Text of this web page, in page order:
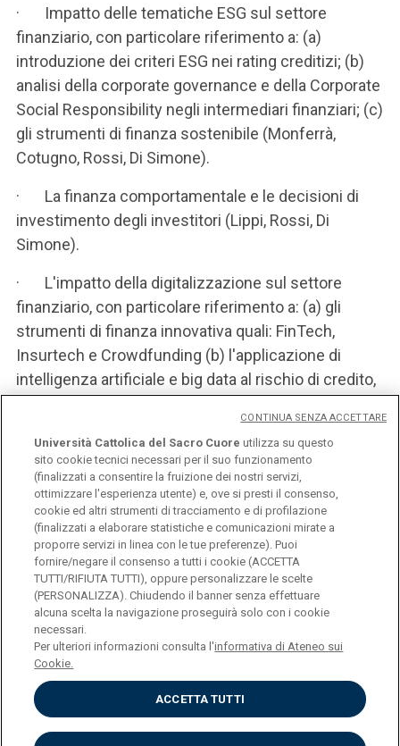
· Impatto delle tematiche ESG sul settore
finanziario, con particolare riferimento a: (a)
introduzione dei criteri ESG nei rating creditizi; (b)
analisi della corporate governance e della Corporate
Social Responsibility negli intermediari finanziari; (c)
gli strumenti di finanza sostenibile (Monferrà,
Cotugno, Rossi, Di Simone).
· La finanza comportamentale e le decisioni di
investimento degli investitori (Lippi, Rossi, Di
Simone).
· L'impatto della digitalizzazione sul settore
finanziario, con particolare riferimento a: (a) gli
strumenti di finanza innovativa quali: FinTech,
Insurtech e Crowdfunding (b) l'applicazione di
intelligenza artificiale e big data al rischio di credito,
Area “Economica”
Area “Statistica e Matematica Applicata”
Università Cattolica del Sacro Cuore
Largo A. Gemelli, 1 - 20123 Milano
Privacy
Cookies
Impostazione dei Cookies
Università Cattolica del Sacro Cuore utilizza su questo
sito cookie tecnici necessari per il suo funzionamento
(finalizzati a consentire la fruizione dei nostri servizi,
ottimizzare l'esperienza utente) e, ove si presti il consenso,
cookie ed altri strumenti di tracciamento e di profilazione
(finalizzati a elaborare statistiche e comunicazioni mirate a
proporre servizi in linea con le tue preferenze). Puoi
fornire/negare il consenso a tutti i cookie (ACCETTA
TUTTI/RIFIUTA TUTTI), oppure personalizzare le scelte
(PERSONALIZZA). Chiudendo il banner senza effettuare
alcuna scelta la navigazione proseguirà solo con i cookie
necessari.
Per ulteriori informazioni consulta l'informativa di Ateneo sui
Cookie.
ACCETTA TUTTI
CONTINUA SENZA ACCETTARE